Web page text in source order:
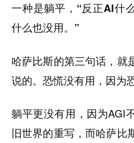
一种是躺平，“反正AI什
什么也没用。”
哈萨比斯的第三句话，就
说的。恐慌没有用，因为
躺平更没有用，因为AGI
旧世界的重写，而哈萨比